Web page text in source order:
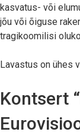
kasvatus- või
jõu või õiguse
tragikoomilisi
Lavastus on ühes
Kontsert